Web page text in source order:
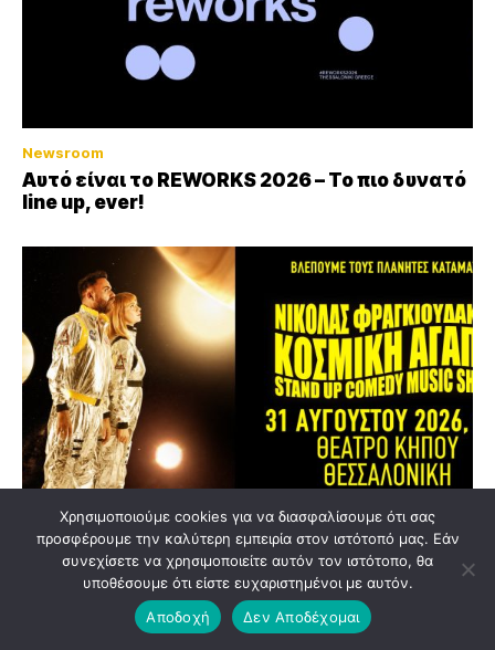
Newsroom
Αυτό είναι το REWORKS 2026 – Το πιο δυνατό
line up, ever!
Newsroom
Η «Κοσμική Αγάπη» κάνει στάση στη
Θεσσαλονίκη στις 31 Αυγούστου
Χρησιμοποιούμε cookies για να διασφαλίσουμε ότι σας
προσφέρουμε την καλύτερη εμπειρία στον ιστότοπό μας. Εάν
συνεχίσετε να χρησιμοποιείτε αυτόν τον ιστότοπο, θα
υποθέσουμε ότι είστε ευχαριστημένοι με αυτόν.
Αποδοχή
Δεν Αποδέχομαι